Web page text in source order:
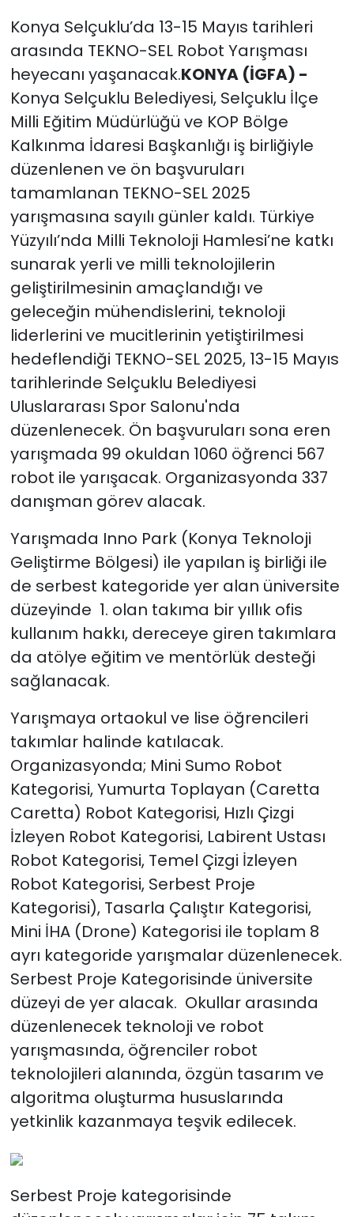
Konya Selçuklu’da 13-15 Mayıs tarihleri
arasında TEKNO-SEL Robot Yarışması
heyecanı yaşanacak.KONYA (İGFA) -
Konya Selçuklu Belediyesi, Selçuklu İlçe
Milli Eğitim Müdürlüğü ve KOP Bölge
Kalkınma İdaresi Başkanlığı iş birliğiyle
düzenlenen ve ön başvuruları
tamamlanan TEKNO-SEL 2025
yarışmasına sayılı günler kaldı. Türkiye
Yüzyılı’nda Milli Teknoloji Hamlesi’ne katkı
sunarak yerli ve milli teknolojilerin
geliştirilmesinin amaçlandığı ve
geleceğin mühendislerini, teknoloji
liderlerini ve mucitlerinin yetiştirilmesi
hedeflendiği TEKNO-SEL 2025, 13-15 Mayıs
tarihlerinde Selçuklu Belediyesi
Uluslararası Spor Salonu'nda
düzenlenecek. Ön başvuruları sona eren
yarışmada 99 okuldan 1060 öğrenci 567
robot ile yarışacak. Organizasyonda 337
danışman görev alacak.
Yarışmada Inno Park (Konya Teknoloji
Geliştirme Bölgesi) ile yapılan iş birliği ile
de serbest kategoride yer alan üniversite
düzeyinde 1. olan takıma bir yıllık ofis
kullanım hakkı, dereceye giren takımlara
da atölye eğitim ve mentörlük desteği
sağlanacak.
Yarışmaya ortaokul ve lise öğrencileri
takımlar halinde katılacak.
Organizasyonda; Mini Sumo Robot
Kategorisi, Yumurta Toplayan (Caretta
Caretta) Robot Kategorisi, Hızlı Çizgi
İzleyen Robot Kategorisi, Labirent Ustası
Robot Kategorisi, Temel Çizgi İzleyen
Robot Kategorisi, Serbest Proje
Kategorisi), Tasarla Çalıştır Kategorisi,
Mini İHA (Drone) Kategorisi ile toplam 8
ayrı kategoride yarışmalar düzenlenecek.
Serbest Proje Kategorisinde üniversite
düzeyi de yer alacak. Okullar arasında
düzenlenecek teknoloji ve robot
yarışmasında, öğrenciler robot
teknolojileri alanında, özgün tasarım ve
algoritma oluşturma hususlarında
yetkinlik kazanmaya teşvik edilecek.
Serbest Proje kategorisinde
Moda
Nöbetçi Eczaneler
Otomobil Dünyası
Politika
SAĞLIK
Spor
Teknoloji
TÜRKiYE
Video Galeri
YAŞAM
Yazarlar